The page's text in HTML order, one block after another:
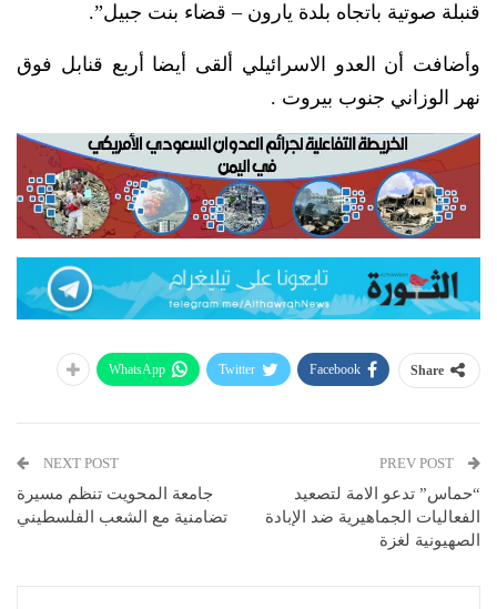
قنبلة صوتية باتجاه بلدة يارون – قضاء بنت جبيل”.
وأضافت أن العدو الاسرائيلي ألقى أيضا أربع قنابل فوق
نهر الوزاني جنوب بيروت .
Share
Facebook
Twitter
WhatsApp
“حماس” تدعو الامة لتصعيد
الفعاليات الجماهيرية ضد الإبادة
الصهيونية لغزة
NEXT POST
جامعة المحويت تنظم مسيرة
تضامنية مع الشعب الفلسطيني